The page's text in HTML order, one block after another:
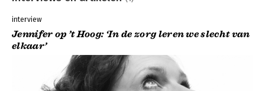
interview
Jennifer op ’t Hoog: ‘In de zorg leren we slecht van
elkaar’